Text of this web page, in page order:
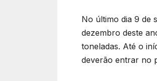
No último dia 9 de
dezembro deste
toneladas. Até o
deverão entrar no